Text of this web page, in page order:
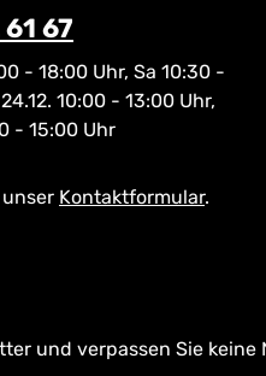
67
- 18:00 Uhr, Sa 10:30 -
10:00 - 13:00 Uhr,
- 15:00 Uhr
Kontaktformular.
und verpassen Sie keine